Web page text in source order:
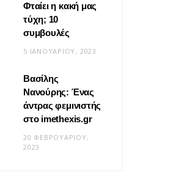
ΣΧΈΣΕΙΣ
είναι «δώσ’ το
Φταίει η κακή μας
τύχη; 10
συμβουλές
5 ΙΑΝΟΥΑΡΊΟΥ, 2023
Βασίλης
Νανούρης: Ένας
άντρας φεμινιστής
στο imethexis.gr
20 ΦΕΒΡΟΥΑΡΊΟΥ,
2023